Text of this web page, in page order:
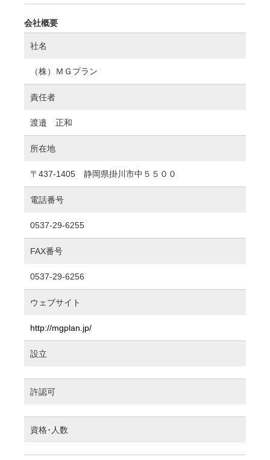
会社概要
社名
（株）ＭＧプラン
責任者
渡邉 正和
所在地
〒437-1405 静岡県掛川市中５５００
電話番号
0537-29-6255
FAX番号
0537-29-6256
ウェブサイト
http://mgplan.jp/
設立
許認可
資格･人数